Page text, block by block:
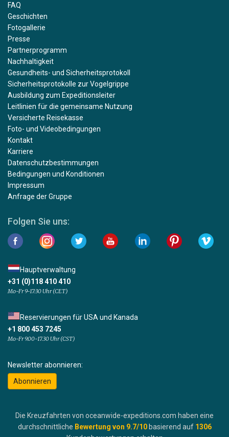
FAQ
Geschichten
Fotogallerie
Presse
Partnerprogramm
Nachhaltigkeit
Gesundheits- und Sicherheitsprotokoll
Sicherheitsprotokolle zur Vogelgrippe
Ausbildung zum Expeditionsleiter
Leitlinien für die gemeinsame Nutzung
Versicherte Reisekasse
Foto- und Videobedingungen
Kontakt
Karriere
Datenschutzbestimmungen
Bedingungen und Konditionen
Impressum
Anfrage der Gruppe
Folgen Sie uns:
Hauptverwaltung
+31 (0)118 410 410
Mo-Fr 9-17:30 Uhr (CET)
Reservierungen für USA und Kanada
+1 800 453 7245
Mo-Fr 9.00-17.30 Uhr (CST)
Newsletter abonnieren:
Abonnieren
Die Kreuzfahrten von oceanwide-expeditions.com haben eine
durchschnittliche Bewertung von 9.7/10 basierend auf 1306